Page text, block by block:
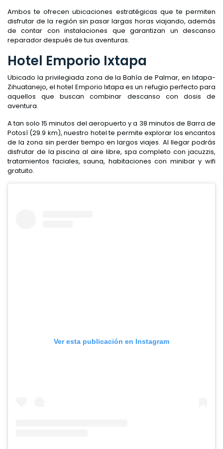
Ambos te ofrecen ubicaciones estratégicas que te permiten
disfrutar de la región sin pasar largas horas viajando, además
de contar con instalaciones que garantizan un descanso
reparador después de tus aventuras.
Hotel Emporio Ixtapa
Ubicado la privilegiada zona de la Bahía de Palmar, en Ixtapa-
Zihuatanejo, el hotel Emporio Ixtapa es un refugio perfecto para
aquellos que buscan combinar descanso con dosis de
aventura.
A tan solo 15 minutos del aeropuerto y a 38 minutos de Barra de
Potosí (29.9 km), nuestro hotel te permite explorar los encantos
de la zona sin perder tiempo en largos viajes. Al llegar podrás
disfrutar de la piscina al aire libre, spa completo con jacuzzis,
tratamientos faciales, sauna, habitaciones con minibar y wifi
gratuito.
Ver esta publicación en Instagram